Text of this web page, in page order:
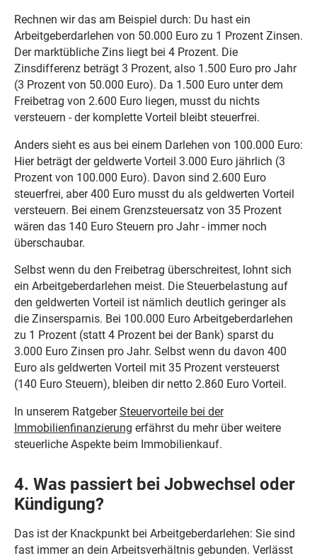
Rechnen wir das am Beispiel durch: Du hast ein
Arbeitgeberdarlehen von 50.000 Euro zu 1 Prozent Zinsen.
Der marktübliche Zins liegt bei 4 Prozent. Die
Zinsdifferenz beträgt 3 Prozent, also 1.500 Euro pro Jahr
(3 Prozent von 50.000 Euro). Da 1.500 Euro unter dem
Freibetrag von 2.600 Euro liegen, musst du nichts
versteuern - der komplette Vorteil bleibt steuerfrei.
Anders sieht es aus bei einem Darlehen von 100.000 Euro:
Hier beträgt der geldwerte Vorteil 3.000 Euro jährlich (3
Prozent von 100.000 Euro). Davon sind 2.600 Euro
steuerfrei, aber 400 Euro musst du als geldwerten Vorteil
versteuern. Bei einem Grenzsteuersatz von 35 Prozent
wären das 140 Euro Steuern pro Jahr - immer noch
überschaubar.
Selbst wenn du den Freibetrag überschreitest, lohnt sich
ein Arbeitgeberdarlehen meist. Die Steuerbelastung auf
den geldwerten Vorteil ist nämlich deutlich geringer als
die Zinsersparnis. Bei 100.000 Euro Arbeitgeberdarlehen
zu 1 Prozent (statt 4 Prozent bei der Bank) sparst du
3.000 Euro Zinsen pro Jahr. Selbst wenn du davon 400
Euro als geldwerten Vorteil mit 35 Prozent versteuerst
(140 Euro Steuern), bleiben dir netto 2.860 Euro Vorteil.
In unserem RatgeberSteuervorteile bei der
Immobilienfinanzierung erfährst du mehr über weitere
steuerliche Aspekte beim Immobilienkauf.
4. Was passiert bei Jobwechsel oder
Kündigung?
Das ist der Knackpunkt bei Arbeitgeberdarlehen: Sie sind
fast immer an dein Arbeitsverhältnis gebunden. Verlässt